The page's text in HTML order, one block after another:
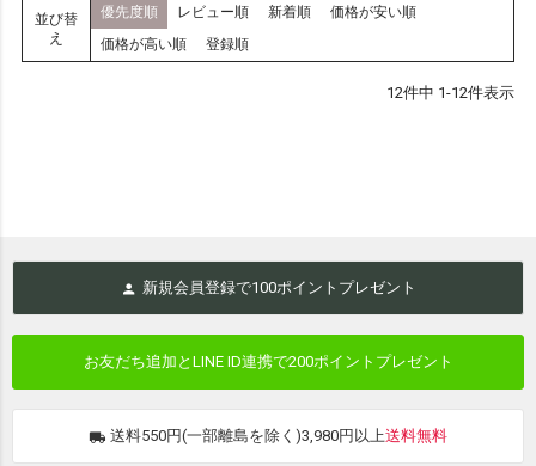
並び替
え
優先度順 レビュー順 新着順
価格が安い順
価格が高い順
登録順
12件中 1-12件表示
新規会員登録で100ポイントプレゼント
お友だち追加とLINE ID連携で200ポイントプレゼント
送料550円(一部離島を除く)3,980円以上送料無料